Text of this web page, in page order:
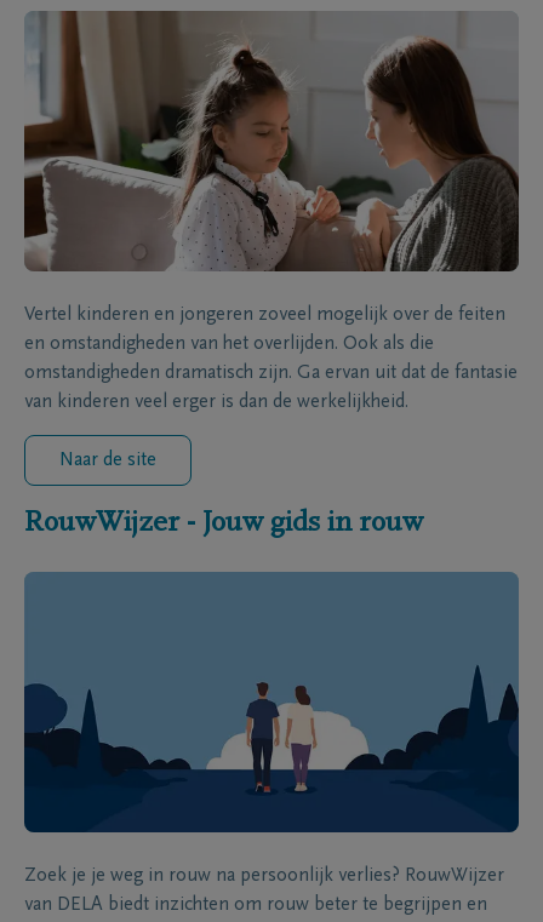
Vertel kinderen en jongeren zoveel mogelijk over de feiten
en omstandigheden van het overlijden. Ook als die
omstandigheden dramatisch zijn. Ga ervan uit dat de fantasie
van kinderen veel erger is dan de werkelijkheid.
Naar de site
RouwWijzer - Jouw gids in rouw
Zoek je je weg in rouw na persoonlijk verlies? RouwWijzer
van DELA biedt inzichten om rouw beter te begrijpen en